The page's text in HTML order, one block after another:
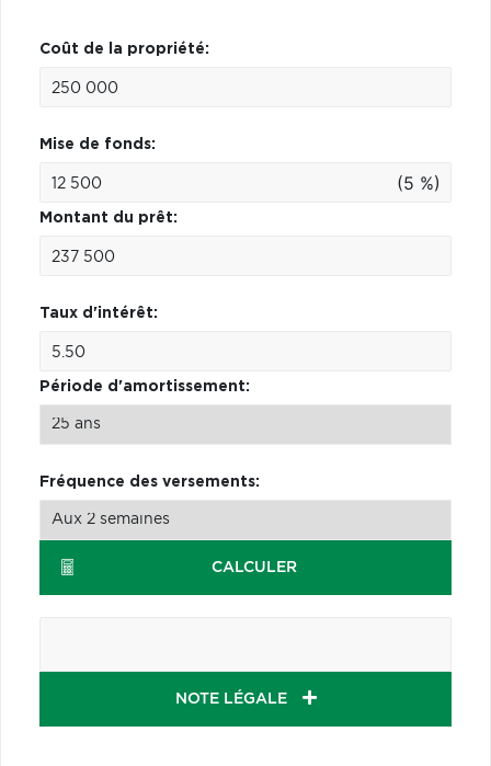
Coût de la propriété:
Mise de fonds:
(5 %)
Montant du prêt:
Taux d'intérêt:
Période d'amortissement:
Fréquence des versements:
CALCULER
NOTE LÉGALE